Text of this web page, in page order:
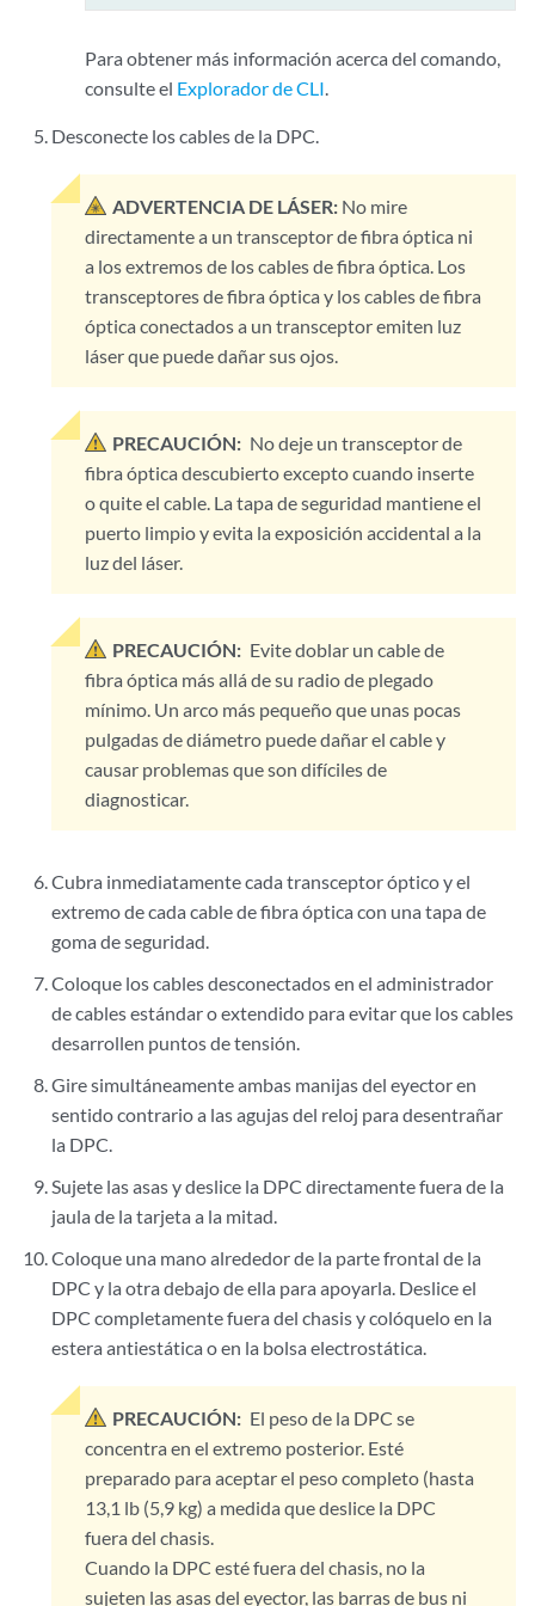
Para obtener más información acerca del comando,
consulte el Explorador de CLI.
Desconecte los cables de la DPC.
ADVERTENCIA DE LÁSER: No mire
directamente a un transceptor de fibra óptica ni
a los extremos de los cables de fibra óptica. Los
transceptores de fibra óptica y los cables de fibra
óptica conectados a un transceptor emiten luz
láser que puede dañar sus ojos.
PRECAUCIÓN: No deje un transceptor de
fibra óptica descubierto excepto cuando inserte
o quite el cable. La tapa de seguridad mantiene el
puerto limpio y evita la exposición accidental a la
luz del láser.
PRECAUCIÓN: Evite doblar un cable de
fibra óptica más allá de su radio de plegado
mínimo. Un arco más pequeño que unas pocas
pulgadas de diámetro puede dañar el cable y
causar problemas que son difíciles de
diagnosticar.
Cubra inmediatamente cada transceptor óptico y el
extremo de cada cable de fibra óptica con una tapa de
goma de seguridad.
Coloque los cables desconectados en el administrador
de cables estándar o extendido para evitar que los cables
desarrollen puntos de tensión.
Gire simultáneamente ambas manijas del eyector en
sentido contrario a las agujas del reloj para desentrañar
la DPC.
Sujete las asas y deslice la DPC directamente fuera de la
jaula de la tarjeta a la mitad.
Coloque una mano alrededor de la parte frontal de la
DPC y la otra debajo de ella para apoyarla. Deslice el
DPC completamente fuera del chasis y colóquelo en la
estera antiestática o en la bolsa electrostática.
PRECAUCIÓN: El peso de la DPC se
concentra en el extremo posterior. Esté
preparado para aceptar el peso completo (hasta
13,1 lb (5,9 kg) a medida que deslice la DPC
fuera del chasis.
Cuando la DPC esté fuera del chasis, no la
sujeten las asas del eyector, las barras de bus ni